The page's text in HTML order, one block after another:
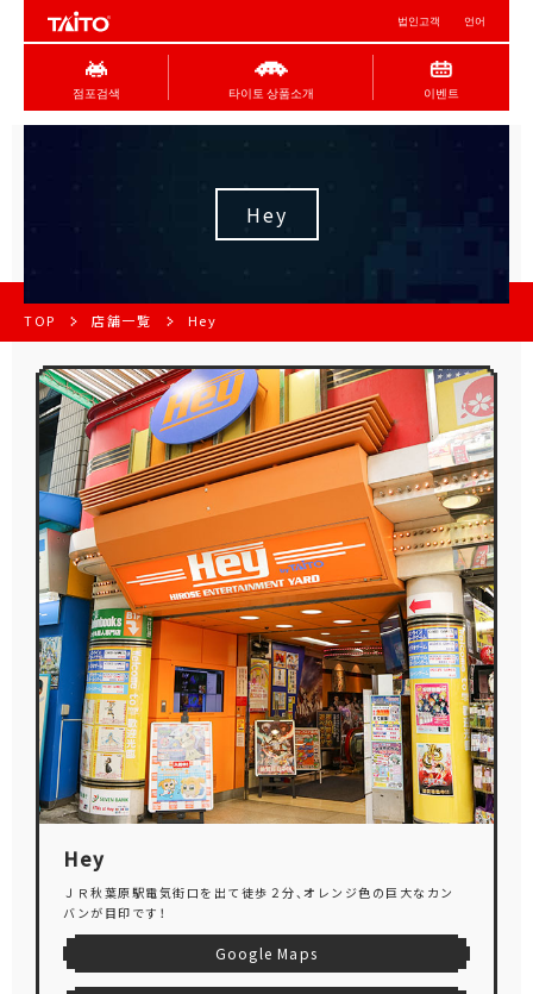
법인고객 언어
점포검색 타이토 상품소개 이벤트
Hey
TOP 店舗一覧 Hey
Hey
ＪＲ秋葉原駅電気街口を出て徒歩２分、オレンジ色の巨大なカン
バンが目印です！
Google Maps